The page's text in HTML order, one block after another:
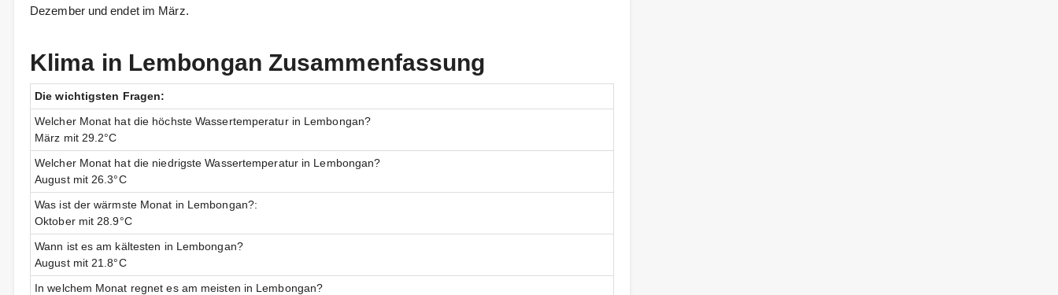
Dezember und endet im März.
Klima in Lembongan Zusammenfassung
Die wichtigsten Fragen:
Welcher Monat hat die höchste Wassertemperatur in Lembongan?
März mit 29.2°C
Welcher Monat hat die niedrigste Wassertemperatur in Lembongan?
August mit 26.3°C
Was ist der wärmste Monat in Lembongan?:
Oktober mit 28.9°C
Wann ist es am kältesten in Lembongan?
August mit 21.8°C
In welchem Monat regnet es am meisten in Lembongan?